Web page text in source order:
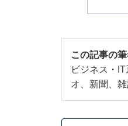
この記事の筆
ビジネス・
オ、新聞、